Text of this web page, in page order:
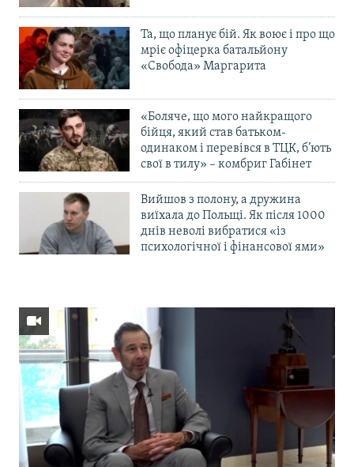
Та, що планує бій. Як воює і про що
мріє офіцерка батальйону
«Свобода» Маргарита
«Боляче, що мого найкращого
бійця, який став батьком-
одинаком і перевівся в ТЦК, б’ють
свої в тилу» – комбриг Габінет
Вийшов з полону, а дружина
виїхала до Польщі. Як після 1000
днів неволі вибратися «із
психологічної і фінансової ями»